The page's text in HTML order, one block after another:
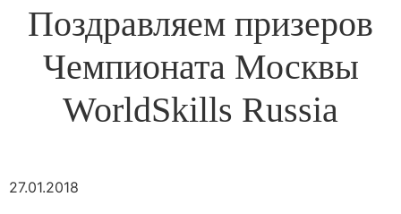
Поздравляем призеров
Чемпионата Москвы
WorldSkills Russia
27.01.2018